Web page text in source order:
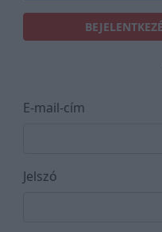
E-mail-cím
Jelszó